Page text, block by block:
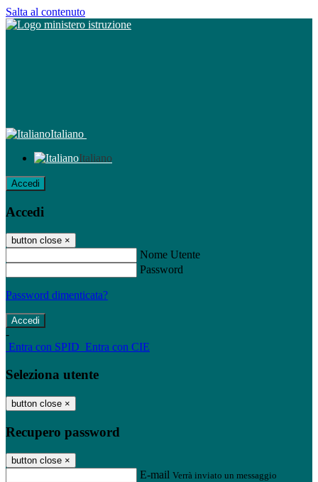
Salta al contenuto
Italiano
Italiano
Accedi
Accedi
button close ×
Nome Utente
Password
Password dimenticata?
-
Entra con SPID Entra con CIE
Seleziona utente
button close ×
Recupero password
button close ×
E-mail Verrà inviato un messaggio